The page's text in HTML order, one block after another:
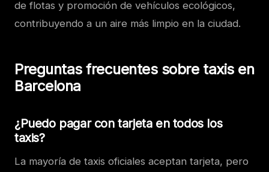
de flotas y promoción de vehículos ecológicos,
contribuyendo a un aire más limpio en la ciudad.
Preguntas frecuentes sobre taxis en
Barcelona
¿Puedo pagar con tarjeta en todos los
taxis?
La mayoría de taxis oficiales aceptan tarjeta, pero